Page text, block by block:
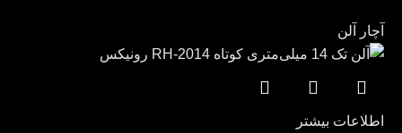
آچار آلن
اطلاعات بیشتر